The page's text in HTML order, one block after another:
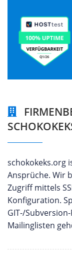
schokokeks.org
Ansprüche. Wir
Zugriff mittels
Konfiguration.
GIT-/
Mailinglisten